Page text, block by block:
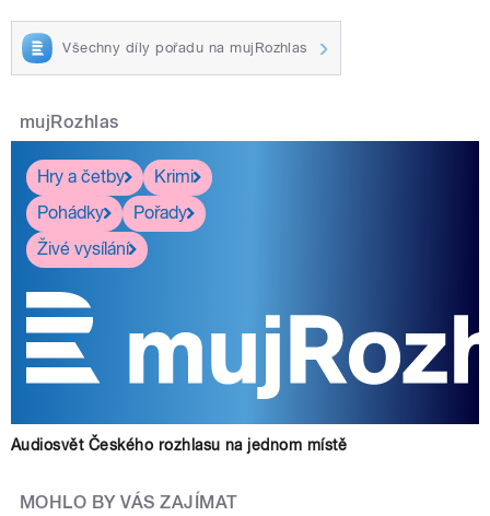
Všechny díly pořadu na mujRozhlas
mujRozhlas
Hry a četby
Krimi
Pohádky
Pořady
Živé vysílání
Audiosvět Českého rozhlasu na jednom místě
MOHLO BY VÁS ZAJÍMAT